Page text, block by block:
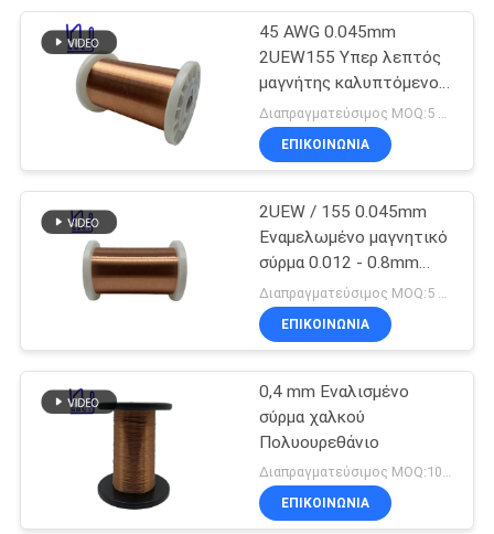
Μονωμένο
τριπλάσιο καλώδιο
Καλώδιο σπειρών
φωνής
87
45 AWG 0.045mm
2UEW155 Υπερ λεπτός
μαγνήτης καλυπτόμενο
με νήμα σμάλτου
ΕΠΙΚΟΙΝΩΝΙΑ
2UEW / 155 0.045mm
Εναμελωμένο μαγνητικό
σύρμα 0.012 - 0.8mm
Generator Copper Wire
ΕΠΙΚΟΙΝΩΝΙΑ
0,4 mm Εναλισμένο
σύρμα χαλκού
Πολυουρεθάνιο
Διαπραγματεύσιμος MOQ:10 κιλά
ΕΠΙΚΟΙΝΩΝΙΑ